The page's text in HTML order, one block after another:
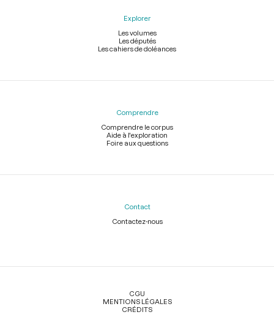
Explorer
Les volumes
Les députés
Les cahiers de doléances
Comprendre
Comprendre le corpus
Aide à l'exploration
Foire aux questions
Contact
Contactez-nous
Légal
CGU
MENTIONS LÉGALES
CRÉDITS